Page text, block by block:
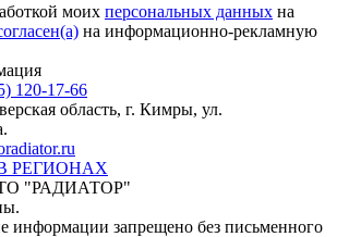
моих персональных данных на
на информационно-рекламную
120-17-66
область, г. Кимры, ул.
РЕГИОНАХ
"РАДИАТОР"
информации запрещено без письменного